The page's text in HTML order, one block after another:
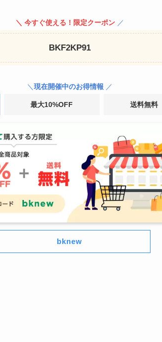
＼ 今すぐ使える！限定クーポン ／
BKF2KP91
＼ 現在開催中のお得情報 ／
最大10%OFF 送料無料
bknew